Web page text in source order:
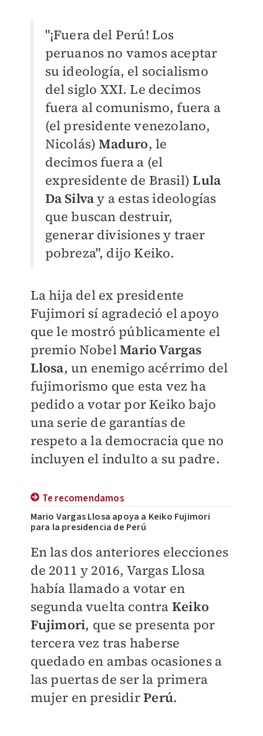
"¡Fuera del Perú! Los
peruanos no vamos aceptar
su ideología, el socialismo
del siglo XXI. Le decimos
fuera al comunismo, fuera a
(el presidente venezolano,
Nicolás)Maduro, le
decimos fuera a (el
expresidente de Brasil)Lula
Da Silvay a estas ideologías
que buscan destruir,
generar divisiones y traer
pobreza", dijo Keiko.
La hija del ex presidente
Fujimori sí agradeció el apoyo
que le mostró públicamente el
premio NobelMario Vargas
Llosa, un enemigo acérrimo del
fujimorismo que esta vez ha
pedido a votar por Keiko bajo
una serie de garantías de
respeto a la democracia que no
incluyen el indulto a su padre.
Te recomendamos
Mario Vargas Llosa apoya a Keiko Fujimori
para la presidencia de Perú
En las dos anteriores elecciones
de 2011 y 2016, Vargas Llosa
había llamado a votar en
segunda vuelta contra Keiko
Fujimori, que se presenta por
tercera vez tras haberse
quedado en ambas ocasiones a
las puertas de ser la primera
mujer en presidirPerú.